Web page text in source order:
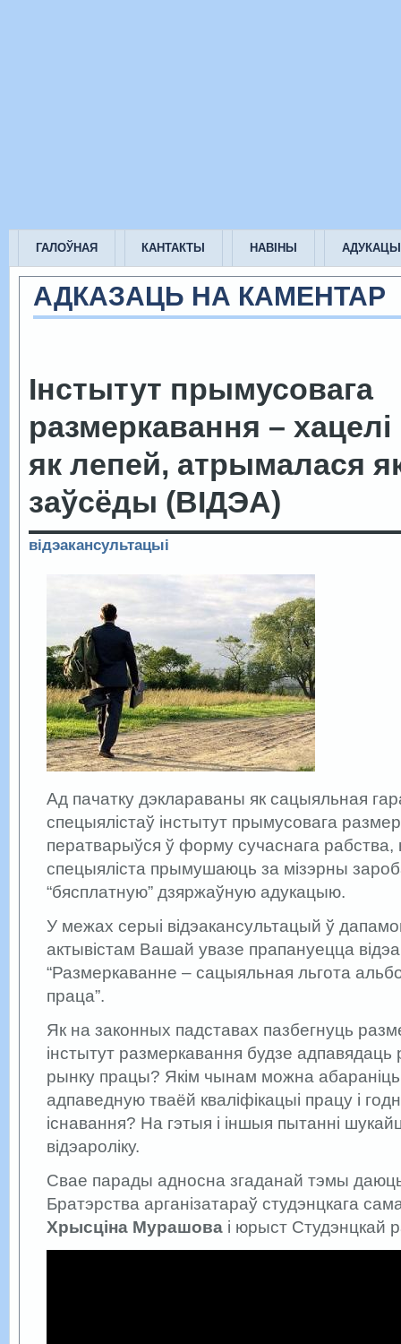
ГАЛОЎНАЯ КАНТАКТЫ НАВІНЫ
АДКАЗАЦЬ НА КАМЕНТАР
Інстытут прымусовага
размеркавання – хацелі
як лепей, атрымалася
заўсёды (ВІДЭА)
відэакансультацыі
Ад пачатку дэклараваны як сацыяльная
спецыялістаў інстытут прымусовага
ператварыўся ў форму сучаснага рабства,
спецыяліста прымушаюць за мізэрны
“бясплатную” дзяржаўную адукацыю.
У межах серыі відэакансультацый ў
актывістам Вашай увазе прапануецца
“Размеркаванне – сацыяльная льгота
праца”.
Як на законных падставах пазбегнуць
інстытут размеркавання будзе адпавядаць
рынку працы? Якім чынам можна
адпаведную тваёй кваліфікацыі працу і
існавання? На гэтыя і іншыя пытанні
відэароліку.
Свае парады адносна згаданай тэмы
Братэрства арганізатараў студэнцкага
Хрысціна Мурашова і юрыст Студэнцкай